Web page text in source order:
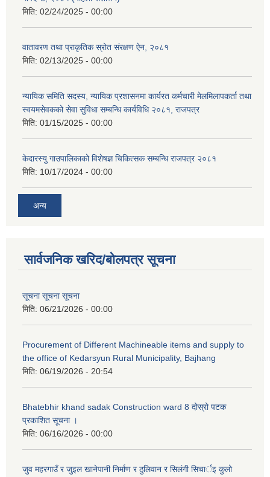
मिति: 02/24/2025 - 00:00
वातावरण तथा प्राकृतिक स्रोत संरक्षण ऐन, २०८१
मिति: 02/13/2025 - 00:00
न्यायिक समिति सदस्य, न्यायिक प्रशासनमा कार्यरत कर्मचारी मेलमिलापकर्ता तथा
स्वयमसेवकको सेवा सुविधा सम्बन्धि कार्यविधि २०८१, राजपत्र
मिति: 01/15/2025 - 00:00
केदारस्यु गाउपालिकाको विशेषज्ञ चिकित्सक सम्बन्धि राजपत्र २०८१
मिति: 10/17/2024 - 00:00
अन्य
सार्वजनिक खरिद/बोलपत्र सूचना
सूचना सूचना सूचना
मिति: 06/21/2026 - 00:00
Procurement of Different Machineable items and supply to
the office of Kedarsyun Rural Municipality, Bajhang
मिति: 06/19/2026 - 20:54
Bhatebhir khand sadak Construction ward 8 दोस्रो पटक
प्रकाशित सूचना ।
मिति: 06/16/2026 - 00:00
जुव महरगाउँ र जुइल खानेपानी निर्माण र ठुलिवान र सिलंगी सिचार्इ कुलो